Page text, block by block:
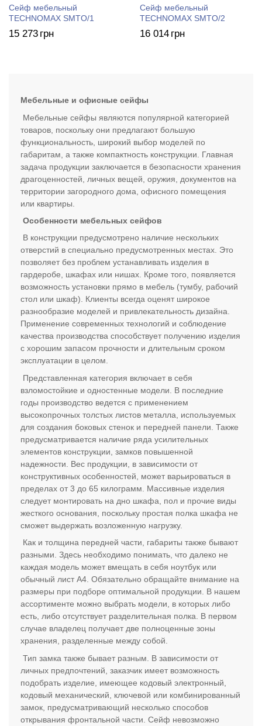
Сейф мебельный
TECHNOMAX SMTO/1
15 273 грн
Сейф мебельный
TECHNOMAX SMTO/2
16 014 грн
Мебельные и офисные сейфы
Мебельные сейфы являются популярной категорией
товаров, поскольку они предлагают большую
функциональность, широкий выбор моделей по
габаритам, а также компактность конструкции. Главная
задача продукции заключается в безопасности хранения
драгоценностей, личных вещей, оружия, документов на
территории загородного дома, офисного помещения
или квартиры.
Особенности мебельных сейфов
В конструкции предусмотрено наличие нескольких
отверстий в специально предусмотренных местах. Это
позволяет без проблем устанавливать изделия в
гардеробе, шкафах или нишах. Кроме того, появляется
возможность установки прямо в мебель (тумбу, рабочий
стол или шкаф). Клиенты всегда оценят широкое
разнообразие моделей и привлекательность дизайна.
Применение современных технологий и соблюдение
качества производства способствует получению изделия
с хорошим запасом прочности и длительным сроком
эксплуатации в целом.
Представленная категория включает в себя
взломостойкие и одностенные модели. В последние
годы производство ведется с применением
высокопрочных толстых листов металла, используемых
для создания боковых стенок и передней панели. Также
предусматривается наличие ряда усилительных
элементов конструкции, замков повышенной
надежности. Вес продукции, в зависимости от
конструктивных особенностей, может варьироваться в
пределах от 3 до 65 килограмм. Массивные изделия
следует монтировать на дно шкафа, пол и прочие виды
жесткого основания, поскольку простая полка шкафа не
сможет выдержать возложенную нагрузку.
Как и толщина передней части, габариты также бывают
разными. Здесь необходимо понимать, что далеко не
каждая модель может вмещать в себя ноутбук или
обычный лист А4. Обязательно обращайте внимание на
размеры при подборе оптимальной продукции. В нашем
ассортименте можно выбрать модели, в которых либо
есть, либо отсутствует разделительная полка. В первом
случае владелец получает две полноценные зоны
хранения, разделенные между собой.
Тип замка также бывает разным. В зависимости от
личных предпочтений, заказчик имеет возможность
подобрать изделие, имеющее кодовый электронный,
кодовый механический, ключевой или комбинированный
замок, предусматривающий несколько способов
открывания фронтальной части. Сейф невозможно